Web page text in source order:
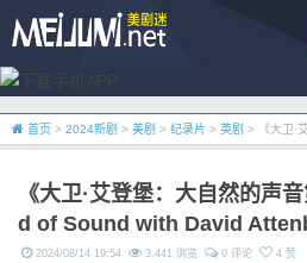
首页 > 2024新剧 > 美剧 > 纪录片 > 英剧 > 《大卫·
《大卫·艾登堡：大自然的声
d of Sound with David
2024/08/14 19:54 3,441 浏览 0 评论 4 赞